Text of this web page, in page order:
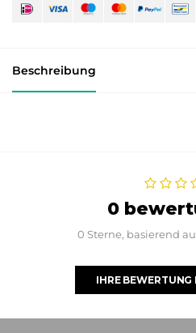
Beschreibung
0
0 Sterne, basierend
IHRE